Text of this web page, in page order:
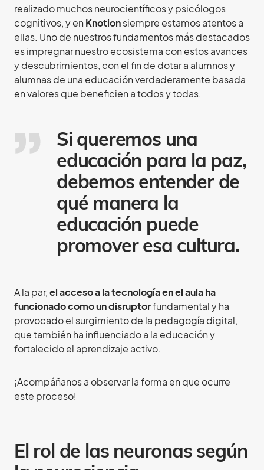
realizado muchos neurocientíficos y psicólogos
cognitivos, y en Knotionsiempre estamos atentos a
ellas. Uno de nuestros fundamentos más destacados
es impregnar nuestro ecosistema con estos avances
y descubrimientos, con el fin de dotar a alumnos y
alumnas de una educación verdaderamente basada
en valores que beneficien a todos y todas.
Si queremos una
educación para la paz,
debemos entender de
qué manera la
educación puede
promover esa cultura.
A la par,el acceso a la tecnología en el aula ha
funcionado como un disruptorfundamental y ha
provocado el surgimiento de la pedagogía digital,
que también ha influenciado a la educación y
fortalecido el aprendizaje activo.
¡Acompáñanos a observar la forma en que ocurre
este proceso!
El rol de las neuronas según